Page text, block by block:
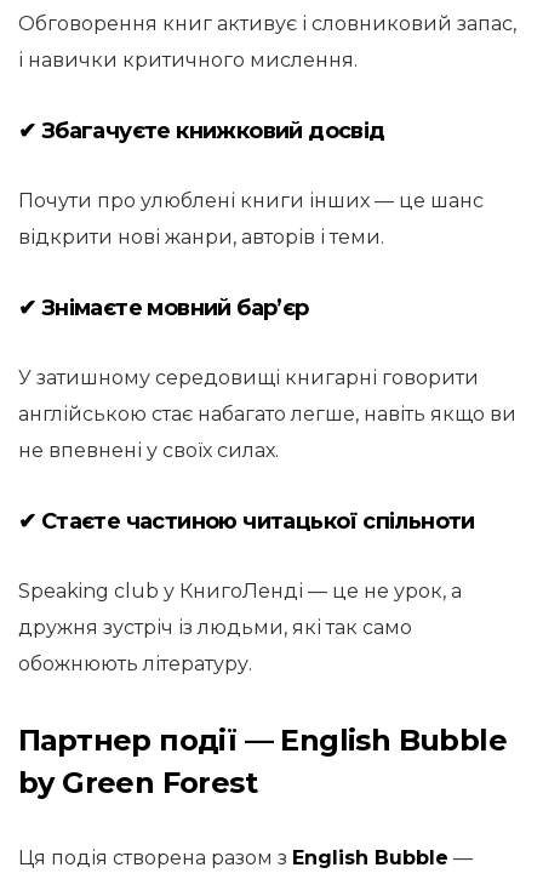
Обговорення книг активує і словниковий запас,
і навички критичного мислення.
✔ Збагачуєте книжковий досвід
Почути про улюблені книги інших — це шанс
відкрити нові жанри, авторів і теми.
✔ Знімаєте мовний бар’єр
У затишному середовищі книгарні говорити
англійською стає набагато легше, навіть якщо ви
не впевнені у своїх силах.
✔ Стаєте частиною читацької спільноти
Speaking club у КнигоЛенді — це не урок, а
дружня зустріч із людьми, які так само
обожнюють літературу.
Партнер події — English Bubble
by Green Forest
Ця подія створена разом з English Bubble —